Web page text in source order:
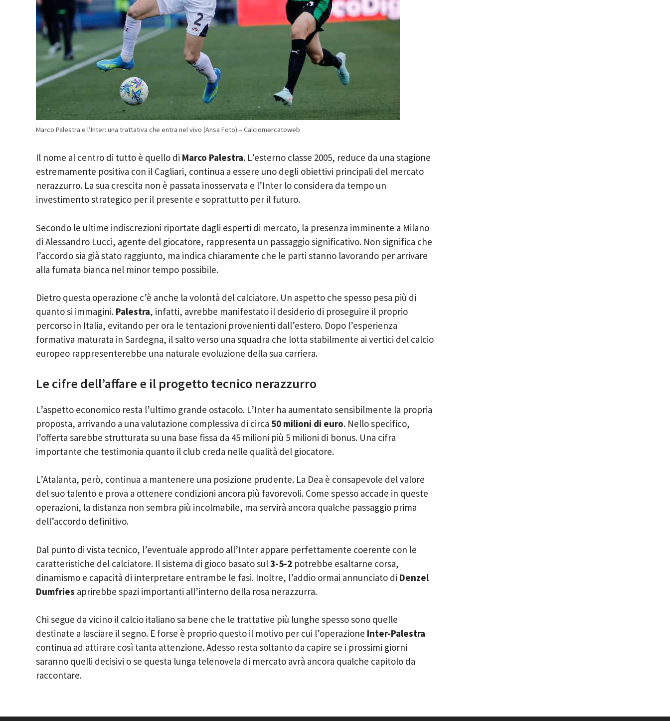
Marco Palestra e l’Inter: una trattativa che entra nel vivo (Ansa Foto) – Calciomercatoweb
Il nome al centro di tutto è quello di Marco Palestra. L’esterno classe 2005, reduce da una stagione
estremamente positiva con il Cagliari, continua a essere uno degli obiettivi principali del mercato
nerazzurro. La sua crescita non è passata inosservata e l’Inter lo considera da tempo un
investimento strategico per il presente e soprattutto per il futuro.
Secondo le ultime indiscrezioni riportate dagli esperti di mercato, la presenza imminente a Milano
di Alessandro Lucci, agente del giocatore, rappresenta un passaggio significativo. Non significa che
l’accordo sia già stato raggiunto, ma indica chiaramente che le parti stanno lavorando per arrivare
alla fumata bianca nel minor tempo possibile.
Dietro questa operazione c’è anche la volontà del calciatore. Un aspetto che spesso pesa più di
quanto si immagini. Palestra, infatti, avrebbe manifestato il desiderio di proseguire il proprio
percorso in Italia, evitando per ora le tentazioni provenienti dall’estero. Dopo l’esperienza
formativa maturata in Sardegna, il salto verso una squadra che lotta stabilmente ai vertici del calcio
europeo rappresenterebbe una naturale evoluzione della sua carriera.
Le cifre dell’affare e il progetto tecnico nerazzurro
L’aspetto economico resta l’ultimo grande ostacolo. L’Inter ha aumentato sensibilmente la propria
proposta, arrivando a una valutazione complessiva di circa 50 milioni di euro. Nello specifico,
l’offerta sarebbe strutturata su una base fissa da 45 milioni più 5 milioni di bonus. Una cifra
importante che testimonia quanto il club creda nelle qualità del giocatore.
L’Atalanta, però, continua a mantenere una posizione prudente. La Dea è consapevole del valore
del suo talento e prova a ottenere condizioni ancora più favorevoli. Come spesso accade in queste
operazioni, la distanza non sembra più incolmabile, ma servirà ancora qualche passaggio prima
dell’accordo definitivo.
Dal punto di vista tecnico, l’eventuale approdo all’Inter appare perfettamente coerente con le
caratteristiche del calciatore. Il sistema di gioco basato sul3-5-2 potrebbe esaltarne corsa,
dinamismo e capacità di interpretare entrambe le fasi. Inoltre, l’addio ormai annunciato di Denzel
Dumfries aprirebbe spazi importanti all’interno della rosa nerazzurra.
Chi segue da vicino il calcio italiano sa bene che le trattative più lunghe spesso sono quelle
destinate a lasciare il segno. E forse è proprio questo il motivo per cui l’operazione Inter-Palestra
continua ad attirare così tanta attenzione. Adesso resta soltanto da capire se i prossimi giorni
saranno quelli decisivi o se questa lunga telenovela di mercato avrà ancora qualche capitolo da
raccontare.